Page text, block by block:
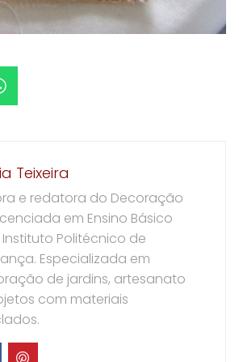
Teixeira
e redatora do Decoração
em Ensino Básico
Politécnico de
Especializada em
de jardins, artesanato
com materiais